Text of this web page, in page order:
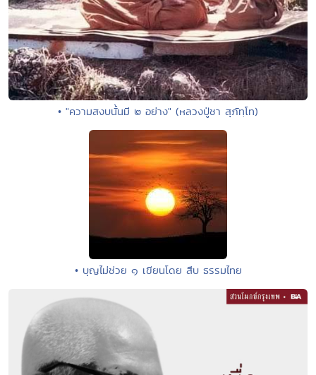
• "ความสงบนั้นมี ๒ อย่าง" (หลวงปู่ชา สุภัทฺโท)
• บุญไม่ช่วย ๑ เขียนโดย สืบ ธรรมไทย